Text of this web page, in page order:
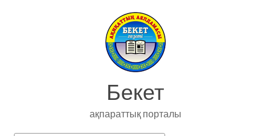
Бекет
ақпараттық порталы